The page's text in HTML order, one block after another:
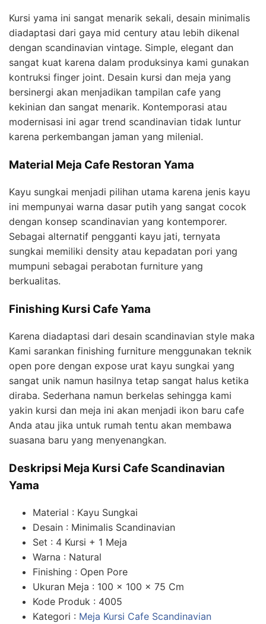
Kursi yama ini sangat menarik sekali, desain minimalis
diadaptasi dari gaya mid century atau lebih dikenal
dengan scandinavian vintage. Simple, elegant dan
sangat kuat karena dalam produksinya kami gunakan
kontruksi finger joint. Desain kursi dan meja yang
bersinergi akan menjadikan tampilan cafe yang
kekinian dan sangat menarik. Kontemporasi atau
modernisasi ini agar trend scandinavian tidak luntur
karena perkembangan jaman yang milenial.
Material Meja Cafe Restoran Yama
Kayu sungkai menjadi pilihan utama karena jenis kayu
ini mempunyai warna dasar putih yang sangat cocok
dengan konsep scandinavian yang kontemporer.
Sebagai alternatif pengganti kayu jati, ternyata
sungkai memiliki density atau kepadatan pori yang
mumpuni sebagai perabotan furniture yang
berkualitas.
Finishing Kursi Cafe Yama
Karena diadaptasi dari desain scandinavian style maka
Kami sarankan finishing furniture menggunakan teknik
open pore dengan expose urat kayu sungkai yang
sangat unik namun hasilnya tetap sangat halus ketika
diraba. Sederhana namun berkelas sehingga kami
yakin kursi dan meja ini akan menjadi ikon baru cafe
Anda atau jika untuk rumah tentu akan membawa
suasana baru yang menyenangkan.
Deskripsi Meja Kursi Cafe Scandinavian
Yama
Material : Kayu Sungkai
Desain : Minimalis Scandinavian
Set : 4 Kursi + 1 Meja
Warna : Natural
Finishing : Open Pore
Ukuran Meja : 100 x 100 x 75 Cm
Kode Produk : 4005
Kategori : Meja Kursi Cafe Scandinavian